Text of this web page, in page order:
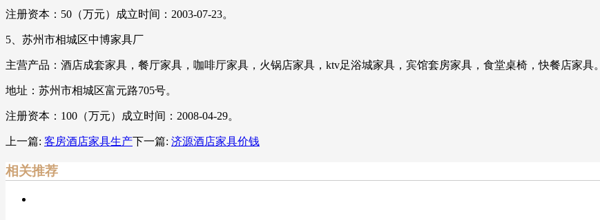
注册资本：50（万元）成立时间：2003-07-23。
5、苏州市相城区中博家具厂
主营产品：酒店成套家具，餐厅家具，咖啡厅家具，火锅店家具，ktv足浴城家具，宾馆套房家具，食堂桌椅，快餐店家具。
地址：苏州市相城区富元路705号。
注册资本：100（万元）成立时间：2008-04-29。
上一篇: 客房酒店家具生产下一篇: 济源酒店家具价钱
相关推荐